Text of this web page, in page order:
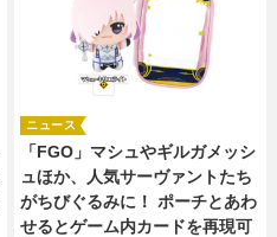
コスプレ
新帝スタ
コラム
「FGO」マシュやギルガメッシ
ュほか、人気サーヴァントたち
がちびぐるみに！ ポーチとあわ
せるとゲーム内カードを再現可
ニュース